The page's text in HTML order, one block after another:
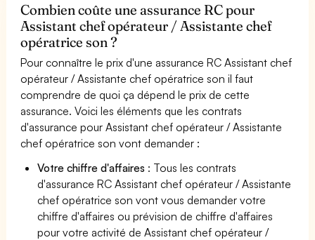
Combien coûte une assurance RC pour
Assistant chef opérateur / Assistante chef
opératrice son ?
Pour connaître le prix d'une assurance RC Assistant chef
opérateur / Assistante chef opératrice son il faut
comprendre de quoi ça dépend le prix de cette
assurance. Voici les éléments que les contrats
d'assurance pour Assistant chef opérateur / Assistante
chef opératrice son vont demander :
Votre chiffre d'affaires : Tous les contrats
d'assurance RC Assistant chef opérateur / Assistante
chef opératrice son vont vous demander votre
chiffre d'affaires ou prévision de chiffre d'affaires
pour votre activité de Assistant chef opérateur /